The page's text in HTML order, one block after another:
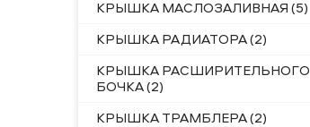
КРЫШКА МАСЛОЗАЛИВНАЯ (5)
КРЫШКА РАДИАТОРА (2)
КРЫШКА РАСШИРИТЕЛЬНОГО
БОЧКА (2)
КРЫШКА ТРАМБЛЕРА (2)